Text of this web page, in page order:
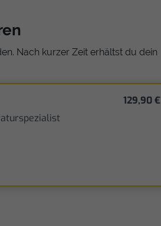
Nach kurzer Zeit erhältst du dein
129,90 €